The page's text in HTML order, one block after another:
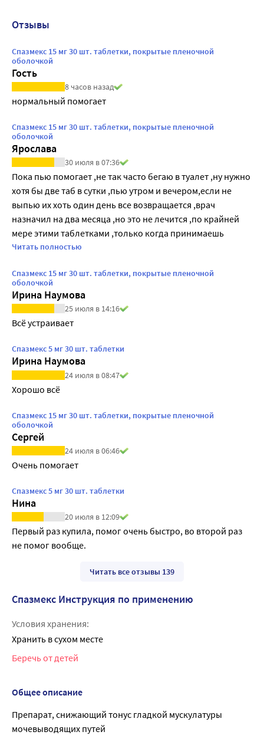
Отзывы
Спазмекс 15 мг 30 шт. таблетки, покрытые пленочной
оболочкой
Гость
8 часов назад
нормальный помогает
Спазмекс 15 мг 30 шт. таблетки, покрытые пленочной
оболочкой
Ярослава
30 июля в 07:36
Пока пью помогает ,не так часто бегаю в туалет ,ну нужно
хотя бы две таб в сутки ,пью утром и вечером,если не
выпью их хоть один день все возвращается ,врач
назначил на два месяца ,но это не лечится ,по крайней
мере этими таблетками ,только когда принимаешь
,может самовнушение еще работает, коварная вещь
Читать полностью
Спазмекс 15 мг 30 шт. таблетки, покрытые пленочной
оболочкой
Ирина Наумова
25 июля в 14:16
Всё устраивает
Спазмекс 5 мг 30 шт. таблетки
Ирина Наумова
24 июля в 08:47
Хорошо всё
Спазмекс 15 мг 30 шт. таблетки, покрытые пленочной
оболочкой
Сергей
24 июля в 06:46
Очень помогает
Спазмекс 5 мг 30 шт. таблетки
Нина
20 июля в 12:09
Первый раз купила, помог очень быстро, во второй раз
не помог вообще.
Читать все отзывы 139
Спазмекс Инструкция по применению
Условия хранения:
Хранить в сухом месте
Беречь от детей
Общее описание
Препарат, снижающий тонус гладкой мускулатуры
мочевыводящих путей